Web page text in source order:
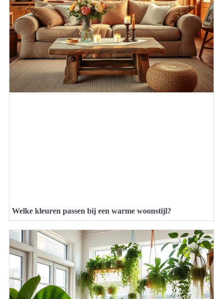
Welke kleuren passen bij een warme woonstijl?